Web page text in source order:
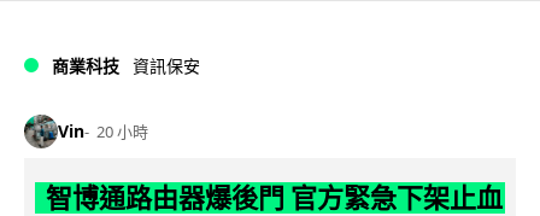
商業科技 資訊保安
Vin 20 小時
智博通路由器爆後門 官方緊急下架止血